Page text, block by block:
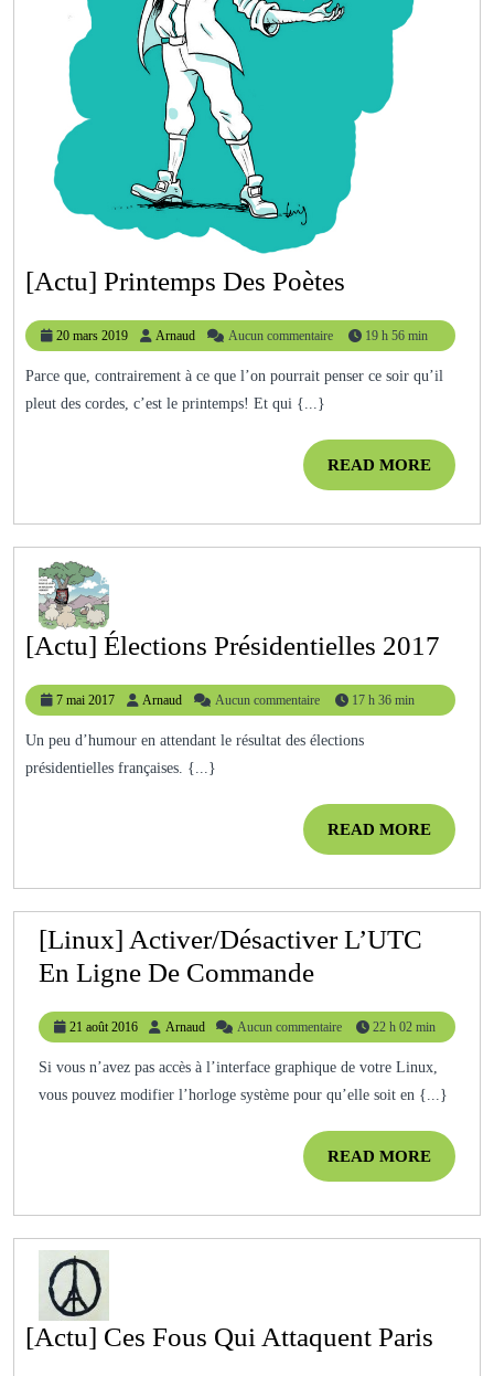
[Actu] Printemps Des Poètes
Printemps
Des
Poètes
20 mars 2019
20
mars
2019
Arnaud ArnaudAucun commentaire 19 h 56 min
Parce que, contrairement à ce que l’on pourrait penser ce soir qu’il
pleut des cordes, c’est le printemps! Et qui {...}
READ MOREREAD
MORE
[Actu] Élections Présidentielles 2017
7 mai 2017
mai
2017
Arnaud ArnaudAucun commentaire 17 h 36 min
Un peu d’humour en attendant le résultat des élections
présidentielles françaises. {...}
READ MOREREAD
MORE
[Linux] Activer/Désactiver L’UTC
En Ligne De Commande[Linux]
Activer/
L’UTC
En
Ligne
De
Commande
21 août 2016
21
août
2016
Arnaud ArnaudAucun commentaire 22 h 02 min
Si vous n’avez pas accès à l’interface graphique de votre Linux,
vous pouvez modifier l’horloge système pour qu’elle soit en {...}
READ MOREREAD
MORE
[Actu] Ces Fous Qui Attaquent Paris